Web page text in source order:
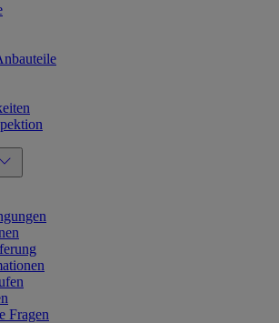
Fragen